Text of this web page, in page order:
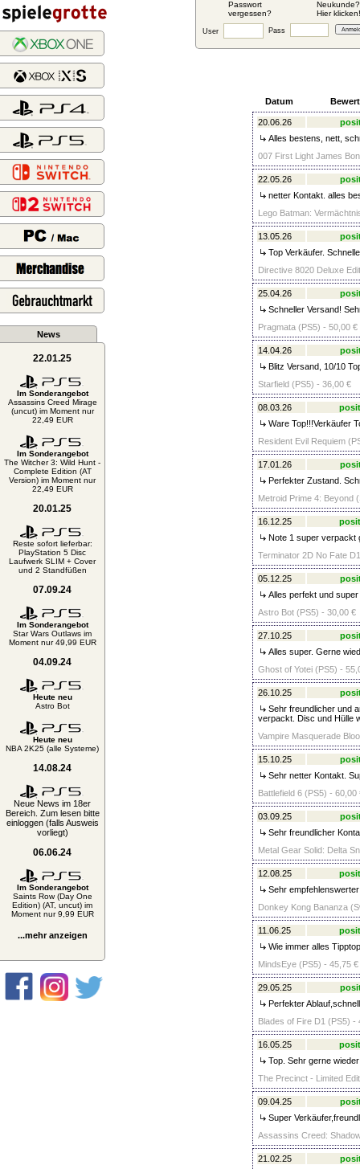
Passwort
vergessen?
Neukunde?
Hier klicken!
User Pass
News
22.01.25
Im Sonderangebot
Assassins Creed Mirage
(uncut) im Moment nur
22,49 EUR
Im Sonderangebot
The Witcher 3: Wild Hunt -
Complete Edition (AT
Version) im Moment nur
22,49 EUR
20.01.25
Reste sofort lieferbar:
PlayStation 5 Disc
Laufwerk SLIM + Cover
und 2 Standfüßen
07.09.24
Im Sonderangebot
Star Wars Outlaws im
Moment nur 49,99 EUR
04.09.24
Heute neu
Astro Bot
Heute neu
NBA 2K25 (alle Systeme)
14.08.24
Neue News im 18er
Bereich. Zum lesen bitte
einloggen (falls Ausweis
vorliegt)
06.06.24
Im Sonderangebot
Saints Row (Day One
Edition) (AT, uncut) im
Moment nur 9,99 EUR
...mehr anzeigen
Datum
20.06.26
Alles bestens, nett,
007 First Light James
22.05.26
netter Kontakt. alles
Lego Batman:
13.05.26
Top Verkäufer.
Directive 8020 Deluxe
25.04.26
Schneller Versand!
Pragmata (PS5) - 50,00 €
14.04.26
Blitz Versand, 10/10
Starfield (PS5) - 36,00 €
08.03.26
Ware Top!!!Verkäufer
Resident Evil Requiem
17.01.26
Perfekter Zustand.
Metroid Prime 4: Beyond
16.12.25
Note 1 super verpackt
Terminator 2D No Fate
05.12.25
Alles perfekt und
Astro Bot (PS5) - 30,00 €
27.10.25
Alles super. Gerne
Ghost of Yotei (PS5) -
26.10.25
Sehr freundlicher und
verpackt. Disc und Hülle
Vampire Masquerade
15.10.25
Sehr netter Kontakt.
Battlefield 6 (PS5) - 60,00
03.09.25
Sehr freundlicher
Metal Gear Solid: Delta
12.08.25
Sehr
Donkey Kong Bananza
11.06.25
Wie immer alles
MindsEye (PS5) - 45,75 €
29.05.25
Perfekter
Blades of Fire D1 (PS5) -
16.05.25
Top. Sehr gerne
The Precinct - Limited
09.04.25
Super
Assassins Creed:
21.02.25